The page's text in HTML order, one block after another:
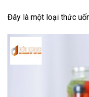
Đây là một loại thức